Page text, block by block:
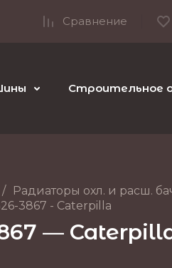
Сравнение
Строительное
/ Радиаторы охл. и расш.
3867 - Caterpilla
—